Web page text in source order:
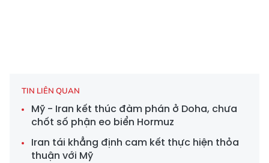
TIN LIÊN QUAN
Mỹ - Iran kết thúc đàm phán ở Doha, chưa
chốt số phận eo biển Hormuz
Iran tái khẳng định cam kết thực hiện thỏa
thuận với Mỹ